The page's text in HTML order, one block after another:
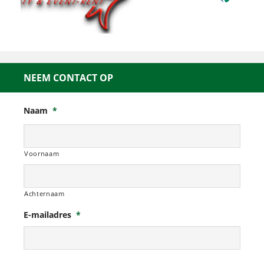
NEEM CONTACT OP
Naam *
Voornaam
Achternaam
E-mailadres *